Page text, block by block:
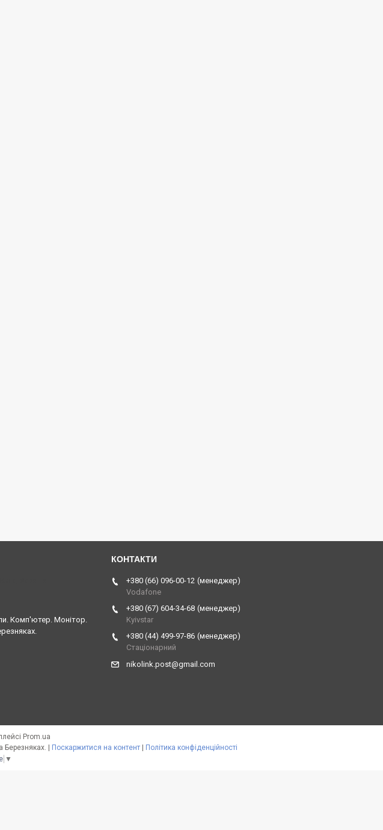
Комп'ютер. Монітор.
+380 (66) 096-00-12 менеджер
Vodafone
+380 (67) 604-34-68 менеджер
Kyivstar
+380 (44) 499-97-86 менеджер
Стаціонарний
nikolink.post@gmail.com
Prom.ua
Поскаржитися на контент
Політика конфіденційності
▼